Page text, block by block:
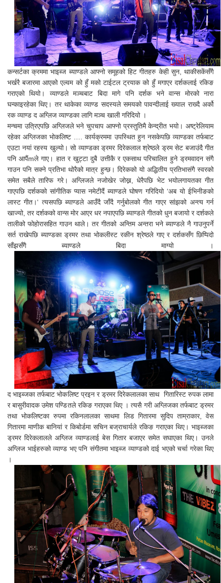
कन्सर्टका क्रममा भाइब्ज ब्याण्डले आफ्नो समूहको हिट गीतहरु केही सुन, थाकीसकेंसँगै
भर्खरै बजारमा आएको एल्वम को हुँ मको टाईटल ट्रयाक को हुँ मगाएर दर्शकलाई रकिङ
गराएको थियो। व्याण्डले मञ्चबाट बिदा मागे पनि दर्शक भने वान्स मोरको नारा
घन्काइरहेका थिए। तर थाकेका व्याण्ड सदस्यले समयको पावन्दीलाई ख्याल राख्दै अर्को
रक व्याण्ड द अग्लिज व्याण्डका लागि मञ्च खाली गरिदियो ।
मन्चमा उत्रिएपछि अग्लिजले भने चुपचाप आफ्नो प्रस्तुतिमै केन्द्रीत भयो। अष्ट्रेलियाम
रहेका अग्लिजका भोकलिष्ट …. कार्यक्रममा उपस्थित हुन नसकेपछि व्याण्डका तर्फबाट
एउटा नयां रहस्य खुल्यो। सो व्याण्डका ड्रमर दिरेकलाल श्रेष्ठले ड्रम सेट बजाउंदै गीत
पनि आपैंmले गाए। हात र खुट्टा दुबै उत्तीकै र एकसाथ परिचालित हुने ड्रमवादन संगै
गाउन पनि सक्ने प्रतिभा थोरैको मात्र हुन्छ। दिरेकको यो अद्धितीय प्रतिभासंगै स्वरको
समेत सबैले तारिफ गरे। अग्लिजले नजोखेर जोख्न, धेरैपछि भेट भयोलगायतका गीत
गाएपछि दर्शकको सांगीतिक प्यास नमेटीदैं ब्याण्डले घोषण गरिदियो ‘अब यो ईभिनीङको
लास्ट गीत।‘ त्यसपछि ब्याण्डले आउँदै जाँदै गर्नुबोलको गीत गाएर सांझको अन्त्य गर्न
खाज्यो, तर दर्शकको वान्स मोर आएर धर नपाएपछि ब्याण्डले गीतको धुन बजायो र दर्शकले
तालीको फोहोरासहित गाउन थाले। तर गीतको अन्तिम अन्तरा भने ब्याण्डले नै गाउनुपर्ने
सर्त राखेपछि ब्याण्डका ड्रमर तथा भोकलीस्ट रकीन श्रेष्ठले गाए र दर्शकसँग छिप्पिदो
साँझसँगै ब्याण्डले बिदा माग्यो ।
द भाइब्जका तर्फबाट भोकलिष्ट प्रइन र ड्रमर दिरेकलालका साथ गितारिस्ट रुपक लामा
र बासुरीवादक उमेश पण्डितले रकिङ गराएका थिए । त्यसै गरी अग्लिजका तर्फबाट ड्रमर
तथा भोकलिष्टका रुपमा रकिनलालका साथमा लिड गितारमा सुदिप ताम्राकार, वेस
गितारमा माणीक बानियां र किबोर्डमा सचिन बज्राचार्यले रकिङ गराएका थिए। भाइब्जका
ड्रमर दिरेकलालले अग्लिज व्याण्डलाई बेस गितार बजाएर समेत सघाएका थिए। उनले
अग्लिज भाईहरुको व्याण्ड भए पनि संगीतमा भाइब्ज व्याण्डको दाई भएको चर्चा गरेका थिए
।